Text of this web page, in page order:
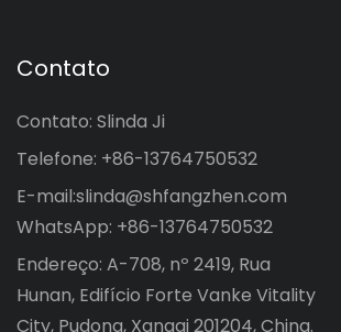
Contato
Contato: Slinda Ji
Telefone: +86-13764750532
E-mail:slinda@shfangzhen.com
WhatsApp: +86-13764750532
Endereço: A-708, nº 2419, Rua
Hunan, Edifício Forte Vanke Vitality
City, Pudong, Xangai 201204, China.